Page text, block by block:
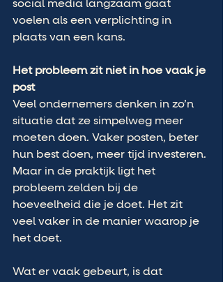
social media langzaam gaat
voelen als een verplichting in
plaats van een kans.
Het probleem zit niet in hoe vaak je
post
Veel ondernemers denken in zo’n
situatie dat ze simpelweg meer
moeten doen. Vaker posten, beter
hun best doen, meer tijd investeren.
Maar in de praktijk ligt het
probleem zelden bij de
hoeveelheid die je doet. Het zit
veel vaker in de manier waarop je
het doet.
Wat er vaak gebeurt, is dat